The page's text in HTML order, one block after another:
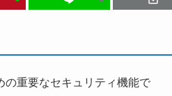
重要なセキュリティ機能で